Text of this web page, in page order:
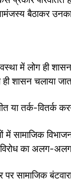
बैठाकर उनका
में लोग ही
ही शासन चलाया
या तर्क-वितर्क
में सामाजिक
का अलग-
पर सामाजिक